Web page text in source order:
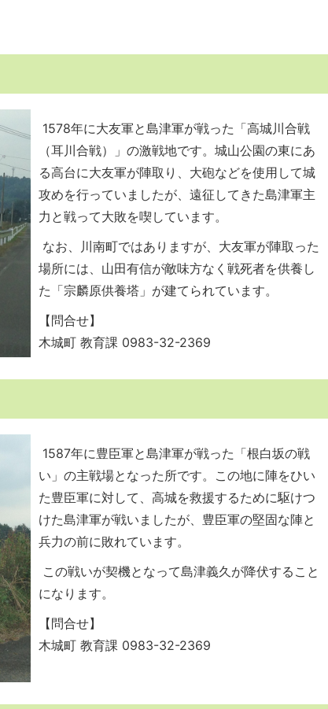
1578年に大友軍と島津軍が戦った「高城川合戦
（耳川合戦）」の激戦地です。城山公園の東にあ
る高台に大友軍が陣取り、大砲などを使用して城
攻めを行っていましたが、遠征してきた島津軍主
力と戦って大敗を喫しています。
なお、川南町ではありますが、大友軍が陣取った
場所には、山田有信が敵味方なく戦死者を供養し
た「宗麟原供養塔」が建てられています。
【問合せ】
木城町 教育課 0983-32-2369
1587年に豊臣軍と島津軍が戦った「根白坂の戦
い」の主戦場となった所です。この地に陣をひい
た豊臣軍に対して、高城を救援するために駆けつ
けた島津軍が戦いましたが、豊臣軍の堅固な陣と
兵力の前に敗れています。
この戦いが契機となって島津義久が降伏すること
になります。
【問合せ】
木城町 教育課 0983-32-2369